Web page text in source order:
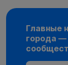
Главные
города —